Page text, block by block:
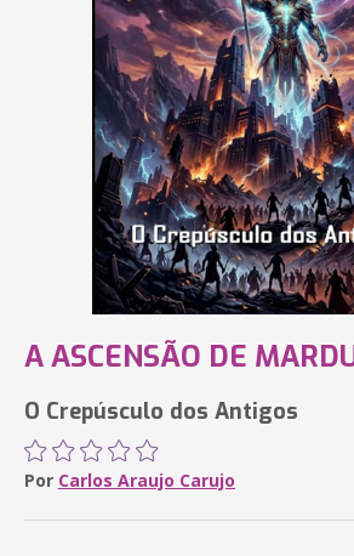
A ASCENSÃO DE
O Crepúsculo dos Antigos
Por Carlos Araujo Carujo